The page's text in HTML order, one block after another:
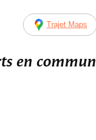
Trajet Maps
en commun